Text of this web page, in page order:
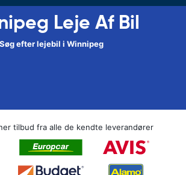
Leje Af Bil
Søg efter lejebil i Winnipeg
tilbud fra alle de kendte leverandører